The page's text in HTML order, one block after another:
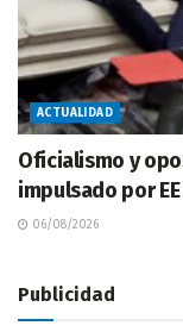
ACTUALIDAD
Oficialismo y
impulsado por
06/08/2026
Publicidad